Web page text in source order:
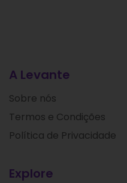
A Levante
Sobre nós
Termos e Condições
Política de Privacidade
Explore